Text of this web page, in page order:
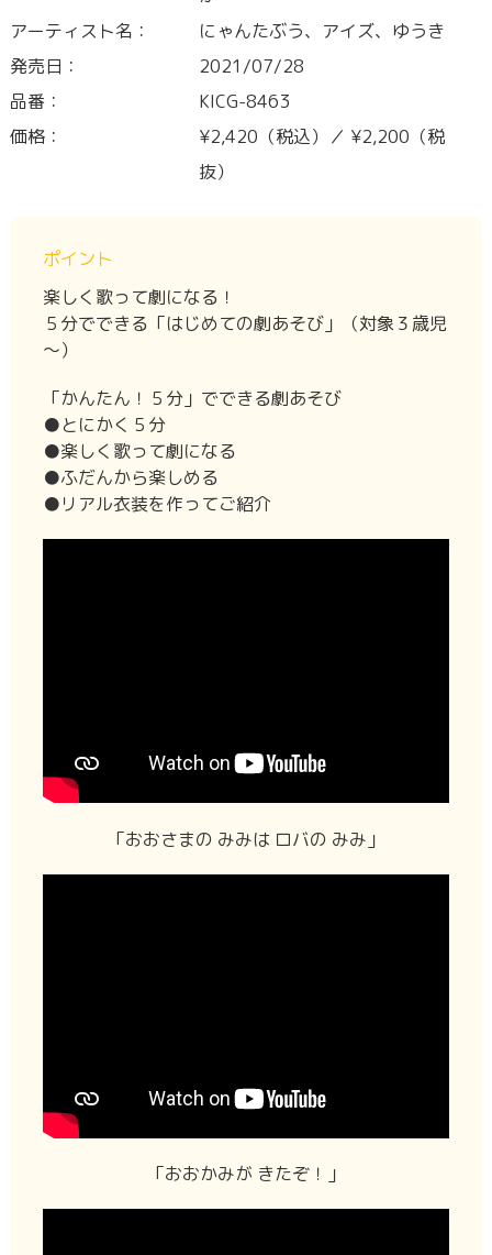
アーティスト名：
にゃんたぶう、アイズ、ゆうき
発売日：
2021/07/28
品番：
KICG-8463
価格：
¥2,420（税込）／ ¥2,200（税
抜）
ポイント
楽しく歌って劇になる！
５分でできる「はじめての劇あそび」（対象３歳児
～）
「かんたん！５分」でできる劇あそび
●とにかく５分
●楽しく歌って劇になる
●ふだんから楽しめる
●リアル衣装を作ってご紹介
「おおさまの みみは ロバの みみ」
「おおかみが きたぞ！」